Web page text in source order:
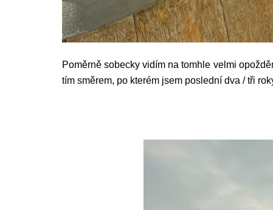
Poměrně sobecky vidím na tomhle velmi
tím směrem, po kterém jsem poslední dva / tři